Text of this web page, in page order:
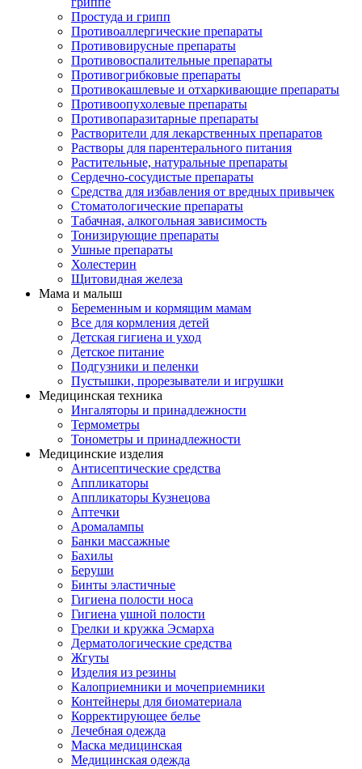
Простуда и грипп
Противоаллергические препараты
Противовирусные препараты
Противовоспалительные препараты
Противогрибковые препараты
Противокашлевые и отхаркивающие препараты
Противоопухолевые препараты
Противопаразитарные препараты
Растворители для лекарственных препаратов
Растворы для парентерального питания
Растительные, натуральные препараты
Сердечно-сосудистые препараты
Средства для избавления от вредных привычек
Стоматологические препараты
Табачная, алкогольная зависимость
Тонизирующие препараты
Ушные препараты
Холестерин
Щитовидная железа
Мама и малыш
Беременным и кормящим мамам
Все для кормления детей
Детская гигиена и уход
Детское питание
Подгузники и пеленки
Пустышки, прорезыватели и игрушки
Медицинская техника
Ингаляторы и принадлежности
Термометры
Тонометры и принадлежности
Медицинские изделия
Антисептические средства
Аппликаторы
Аппликаторы Кузнецова
Аптечки
Аромалампы
Банки массажные
Бахилы
Беруши
Бинты эластичные
Гигиена полости носа
Гигиена ушной полости
Грелки и кружка Эсмарха
Дерматологические средства
Жгуты
Изделия из резины
Калоприемники и мочеприемники
Контейнеры для биоматериала
Корректирующее белье
Лечебная одежда
Маска медицинская
Медицинская одежда